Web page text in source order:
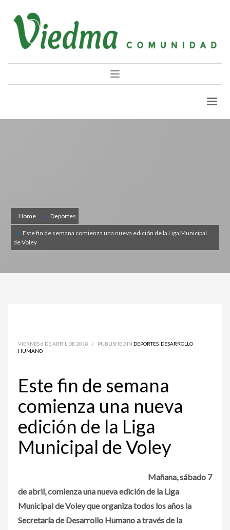
Home Deportes
Este fin de semana comienza una nueva edición de la Liga Municipal
de Voley
VIERNES 6 DE ABRIL DE 2018 / PUBLISHED IN DEPORTES DESARROLLO
HUMANO
Este fin de semana
comienza una nueva
edición de la Liga
Municipal de Voley
Mañana, sábado 7
de abril, comienza una nueva edición de la Liga
Municipal de Voley que organiza todos los años la
Secretaría de Desarrollo Humano a través de la